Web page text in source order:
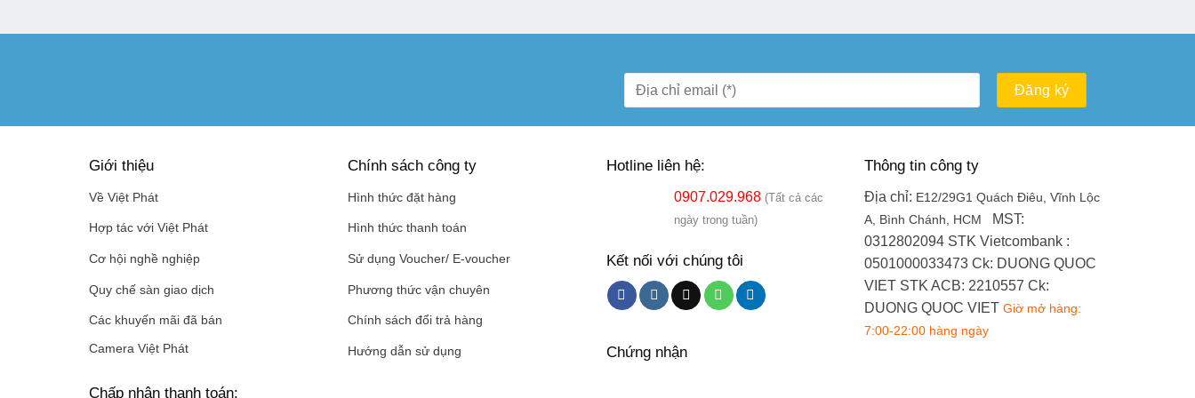
Giới thiệu
Về Việt Phát
Hợp tác với Việt Phát
Cơ hội nghề nghiệp
Quy chế sàn giao dịch
Các khuyến mãi đã bán
Camera Việt Phát
Chính sách công ty
Hình thức đặt hàng
Hình thức thanh toán
Sử dụng Voucher/ E-voucher
Phương thức vận chuyên
Chính sách đổi trả hàng
Hướng dẫn sử dụng
Chấp nhận thanh toán:
Hotline liên hệ:
0907.029.968 (Tất cả các
ngày trong tuần)
Kết nối với chúng tôi
Chứng nhận
Thông tin công ty
Địa chỉ: E12/29G1 Quách Điêu, Vĩnh Lộc
A, Bình Chánh, HCM
MST:
0312802094 STK Vietcombank :
0501000033473Ck: DUONG QUOC
VIET STK ACB: 2210557 Ck:
DUONG QUOC VIET Giờ mở hàng:
7:00-22:00 hàng ngày